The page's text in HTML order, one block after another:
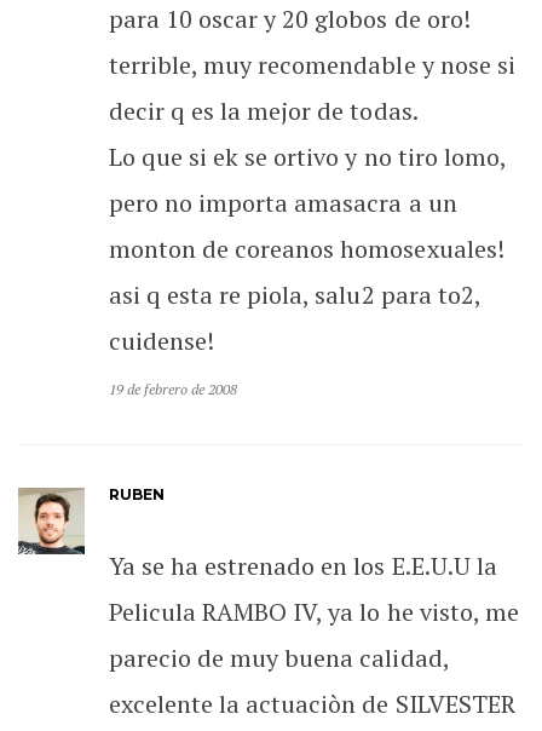
para 10 oscar y 20 globos de oro!
terrible, muy recomendable y nose si
decir q es la mejor de todas.
Lo que si ek se ortivo y no tiro lomo,
pero no importa amasacra a un
monton de coreanos homosexuales!
asi q esta re piola, salu2 para to2,
cuidense!
19 de febrero de 2008
RUBEN
Ya se ha estrenado en los E.E.U.U la
Pelicula RAMBO IV, ya lo he visto, me
parecio de muy buena calidad,
excelente la actuaciòn de SILVESTER